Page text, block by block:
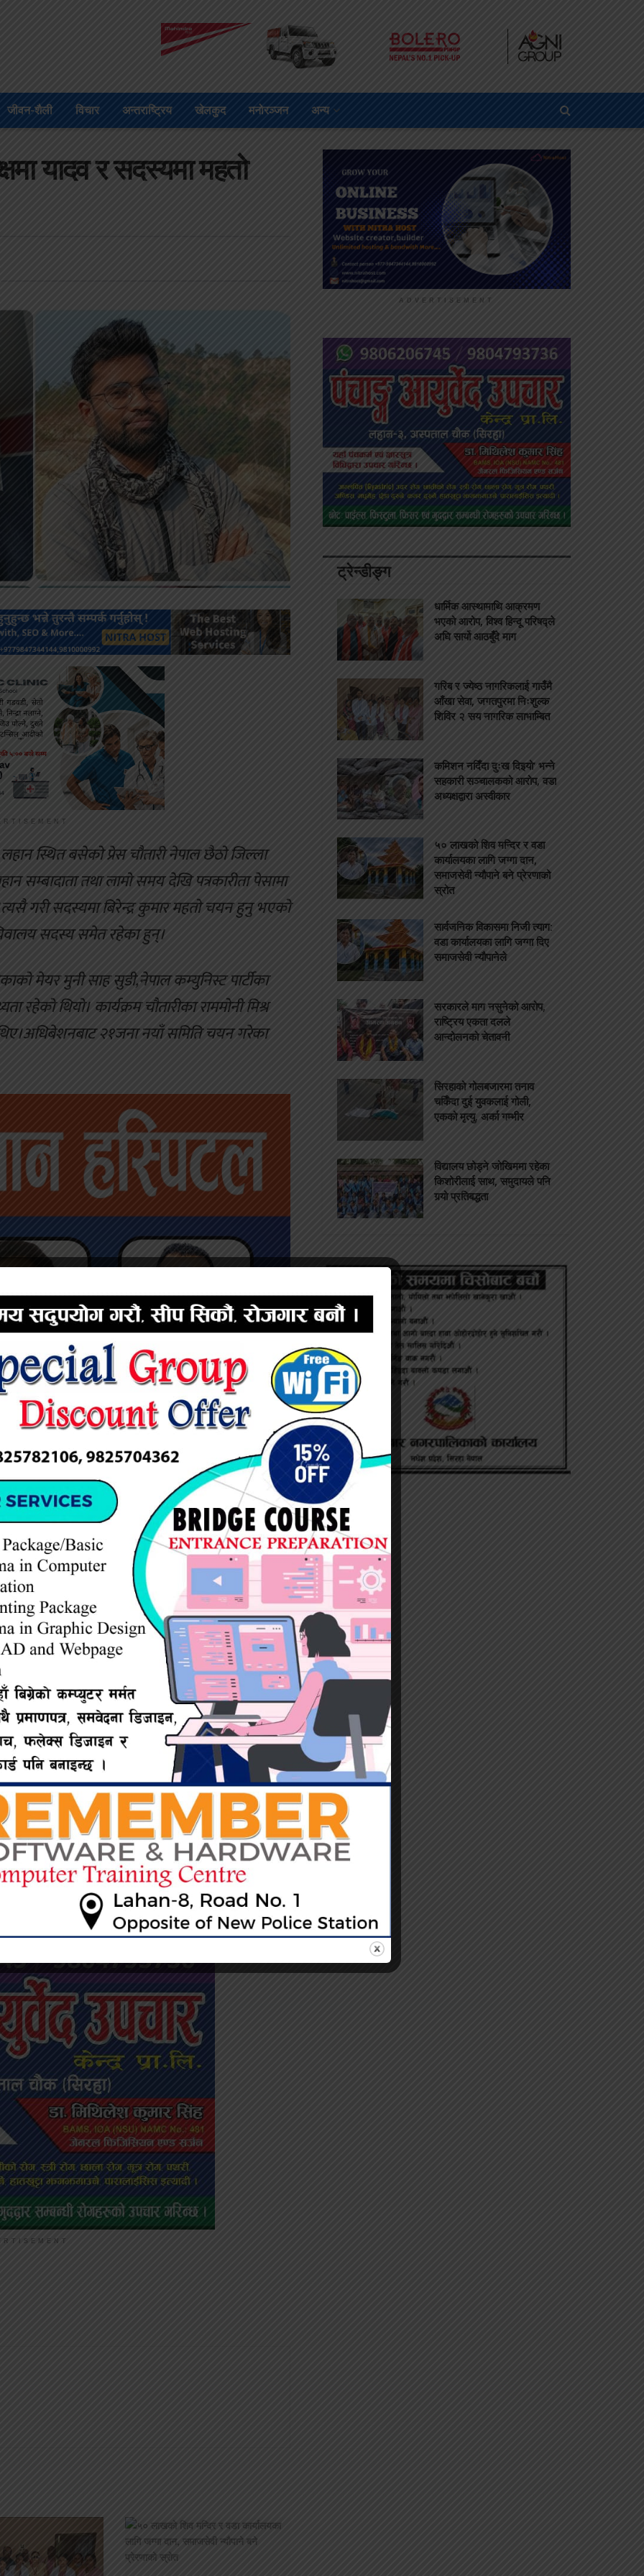
जीवन-शैली विचार अन्तराष्ट्रिय खेलकुद मनोरञ्जन अन्य
यादव र सदस्यमा महतो
स्थित बसेको प्रेस चौतारी नेपाल छैठो जिल्ला
सम्बादाता तथा लामो समय देखि पत्रकारीता पेसामा
गरी सदस्यमा बिरेन्द्र कुमार महतो चयन हुनु भएको
सदस्य समेत रहेका हुन्।
मेयर मुनी साह सुडी,नेपाल कम्युनिस्ट पार्टीका
रहेको थियो। कार्यक्रम चौतारीका राममोनी मिश्र
२१जना नयाँ समिति चयन गरेका
ADVERTISEMENT
ट्रेन्डीङ्ग
धार्मिक आस्थामाथि आक्रमण
भएको आरोप, विश्व हिन्दू परिषद्ले
अघि सार्यो आठबुँदे माग
गरिब र ज्येष्ठ नागरिकलाई गाउँमै
आँखा सेवा, जगतपुरमा निःशुल्क
शिविर २ सय नागरिक लाभाम्बित
कमिशन नदिँदा दुःख दिइयो’ भन्ने
सहकारी सञ्चालकको आरोप, वडा
अध्यक्षद्वारा अस्वीकार
५० लाखको शिव मन्दिर र वडा
कार्यालयका लागि जग्गा दान,
समाजसेवी न्यौपाने बने प्रेरणाको
स्रोत
सार्वजनिक विकासमा निजी त्याग:
वडा कार्यालयका लागि जग्गा दिए
समाजसेवी न्यौपानेले
सरकारले माग नसुनेको आरोप,
राष्ट्रिय एकता दलले
आन्दोलनको चेतावनी
सिरहाको गोलबजारमा तनाव
चर्किँदा दुई युवकलाई गोली,
एकको मृत्यु, अर्का गम्भीर
विद्यालय छोड्ने जोखिममा रहेका
किशोरीलाई साथ, समुदायले पनि
गर्‍यो प्रतिबद्धता